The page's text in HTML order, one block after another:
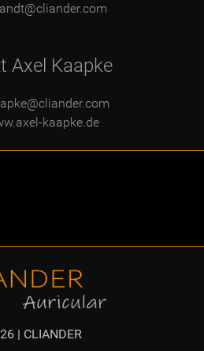
Axel Kaapke
kaapke.de
| CLIANDER